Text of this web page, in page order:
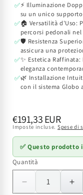
✅⚡ Illuminazione
su un unico
✅🏠 Versatilità d'Uso:
percorsi pedonali
✅🛡️ Resistenza
assicura una
✅✨ Estetica
eleganza
✅🌿 Installazione
con il sistema Globo
Prezzo
di
listino
€191,33 EUR
Imposte incluse. Spese di
✅ Questo
Quantità
Quantità
Diminuisci